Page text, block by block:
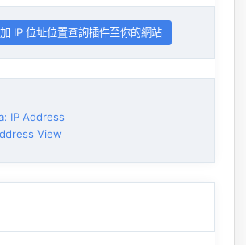
IP 位址位置查詢插件至你的網站
IP Address
View